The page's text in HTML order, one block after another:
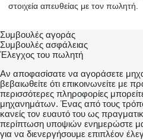
στοιχεία απευθείας με τον πωλητή.
Συμβουλές αγοράς
Συμβουλές ασφάλειας
Έλεγχος του πωλητή
Αν αποφασίσατε να αγοράσετε
βεβαιωθείτε ότι επικοινωνείτε με
περισσότερες πληροφορίες
μηχανημάτων. Ένας από τους
κανείς τον ευαυτό του ως
περίπτωση υποψιών ενημερώστε
για να διενεργήσουμε επιπλέον